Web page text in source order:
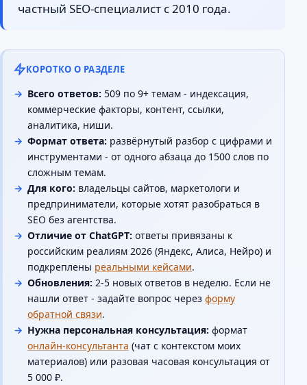
частный SEO-специалист с 2010 года.
КОРОТКО О РАЗДЕЛЕ
Всего ответов: 509 по 9+ темам - индексация,
коммерческие факторы, контент, ссылки,
аналитика, ниши.
Формат ответа: развёрнутый разбор с цифрами и
инструментами - от одного абзаца до 1500 слов по
сложным темам.
Для кого: владельцы сайтов, маркетологи и
предприниматели, которые хотят разобраться в
SEO без агентства.
Отличие от ChatGPT: ответы привязаны к
российским реалиям 2026 (Яндекс, Алиса, Нейро) и
подкреплены реальными кейсами.
Обновления: 2-5 новых ответов в неделю. Если не
нашли ответ - задайте вопрос через форму
обратной связи.
Нужна персональная консультация: формат
онлайн-консультанта (чат с контекстом моих
материалов) или разовая часовая консультация от
5 000 ₽.